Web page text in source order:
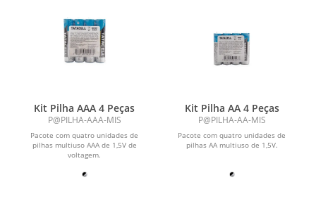
Kit Pilha AAA 4 Peças
P@PILHA-AAA-MIS
Pacote com quatro unidades de
pilhas multiuso AAA de 1,5V de
voltagem.
Kit Pilha AA 4 Peças
P@PILHA-AA-MIS
Pacote com quatro unidades de
pilhas AA multiuso de 1,5V.